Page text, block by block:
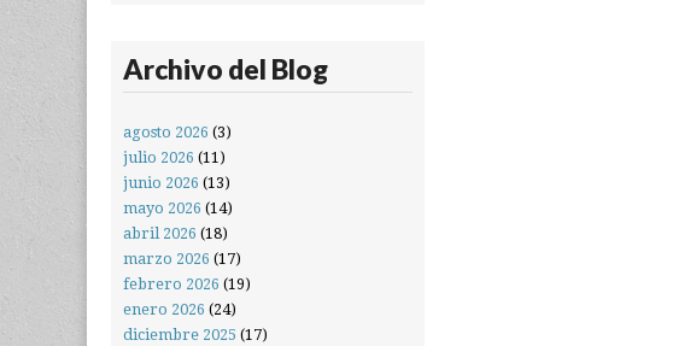
Archivo del Blog
agosto 2026 (3)
julio 2026 (11)
junio 2026 (13)
mayo 2026 (14)
abril 2026 (18)
marzo 2026 (17)
febrero 2026 (19)
enero 2026 (24)
diciembre 2025 (17)